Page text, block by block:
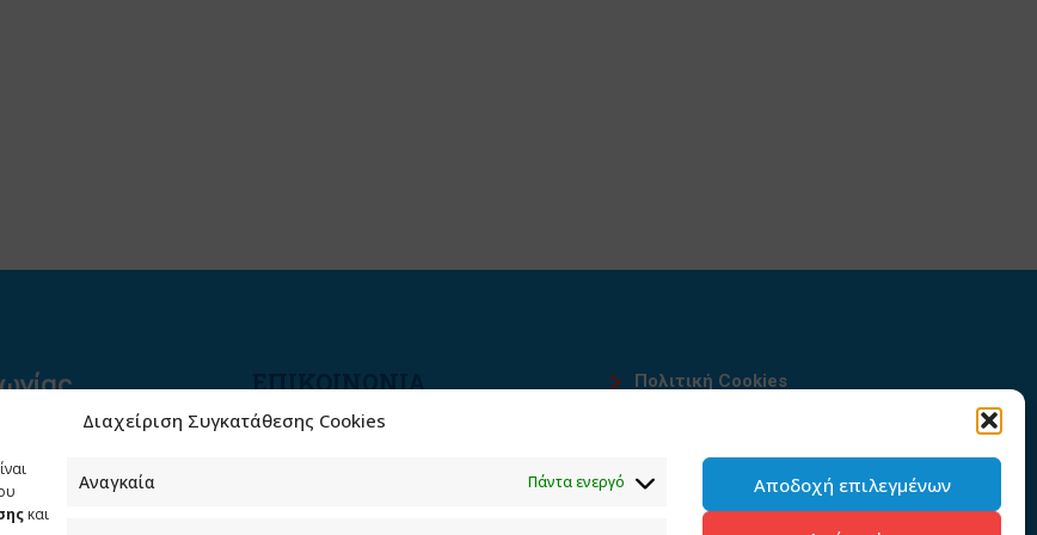
Διαχείριση Συγκατάθεσης Cookies
και
Αναγκαία Πάντα ενεργό Αποδοχή επιλεγμένων
ΕΠΙΚΟΙΝΩΝΙΑ
Φραγκούδη 11 & Αλεξάνδρου
Πολιτική Cookies
Πολιτική προστασίας
προσωπικών δεδομένων του
παρόντος ιστότοπου